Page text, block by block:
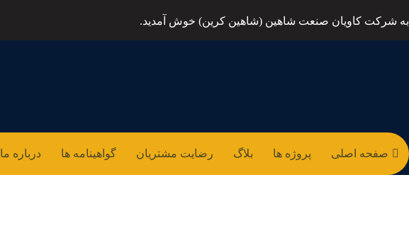
به شرکت کاویان صنعت شاهین (شاهین کرین) خوش آمدید.
صفحه اصلی پروژه ها بلاگ رضایت مشتریان گواهینامه ها درباره ما